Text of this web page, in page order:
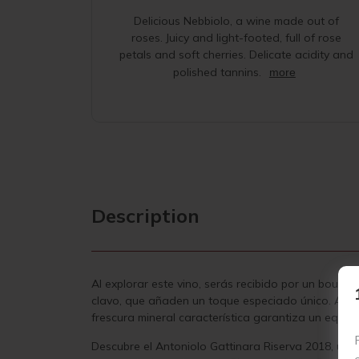
Delicious Nebbiolo, a wine made out of
roses. Juicy and light-footed, full of rose
petals and soft cherries. Delicate acidity and
polished tannins.
more
Description
Al explorar este vino, serás recibido por un
clavo, que añaden un toque especiado único. Al
frescura mineral característica garantiza un
Descubre el Antoniolo Gattinara Riserva 2018,